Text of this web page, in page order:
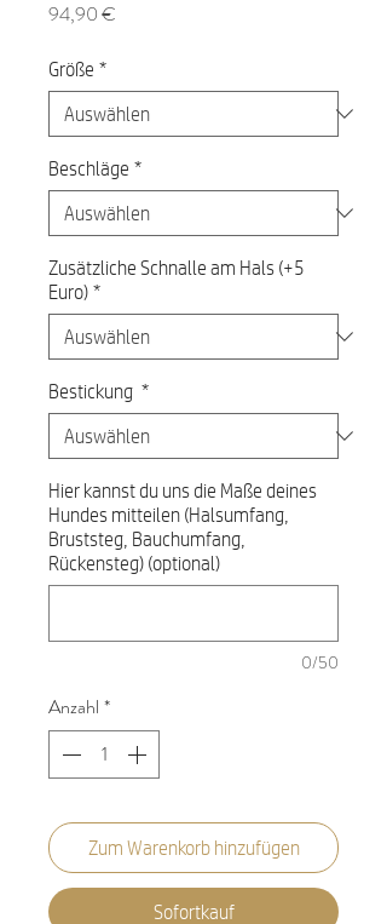
94,90 €
Größe *
Beschläge *
Zusätzliche Schnalle am Hals (+5
Euro) *
Bestickung *
Hier kannst du uns die Maße deines
Hundes mitteilen (Halsumfang,
Bruststeg, Bauchumfang,
Rückensteg) (optional)
0/50
Anzahl *
Zum Warenkorb hinzufügen
Sofortkauf